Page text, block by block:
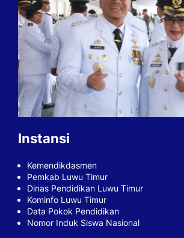
Instansi
Kemendikdasmen
Pemkab Luwu Timur
Dinas Pendidikan Luwu Timur
Kominfo Luwu Timur
Data Pokok Pendidikan
Nomor Induk Siswa Nasional